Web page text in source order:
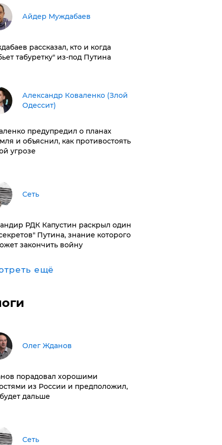
Айдер Муждабаев
рассказал, кто и когда
табуретку" из-под Путина
Александр Коваленко (Злой
Одессит)
предупредил о планах
и объяснил, как противостоять
угрозе
Сеть
РДК Капустин раскрыл один
Путина, знание которого
закончить войну
ещё
Олег Жданов
порадовал хорошими
из России и предположил,
дальше
Сеть